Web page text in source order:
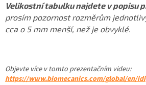
Velikostní tabulku najdete v popisu
prosím pozornost rozměrům
cca o 5 mm menší, než je obvyklé.
Objevte více v tomtoprezentačním videu:
https://www.biomecanics.com/global/en/idi